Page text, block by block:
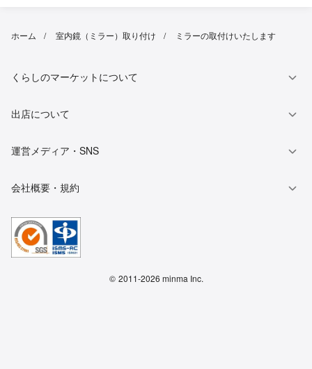
ホーム 室内鏡（ミラー）取り付け ミラーの取付けいたします
くらしのマーケットについて
出店について
運営メディア・SNS
会社概要・規約
© 2011-2026 minma Inc.